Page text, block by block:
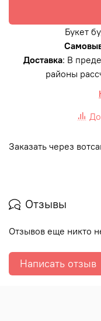
Букет
Доставка: В
районы
Заказать через
Отзывы
Отзывов еще никто
Написать отзыв